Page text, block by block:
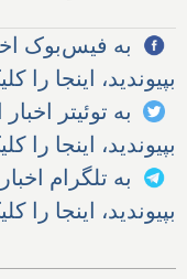
به فیس‌بوک
بپیوندید، اینجا را
به توئیتر
بپیوندید، اینجا را
به تلگرام
بپیوندید، اینجا را